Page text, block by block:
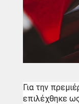
Για την
επιλέχθηκε